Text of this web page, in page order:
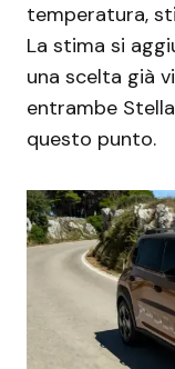
temperatura,
La stima si
una scelta già
entrambe
questo punto.